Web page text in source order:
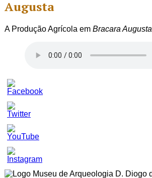
Augusta
A Produção Agrícola em Bracara Augusta
Set
Youtube
Channel
ID